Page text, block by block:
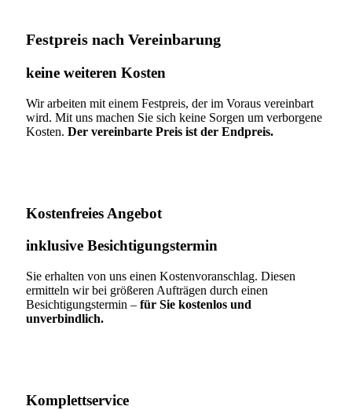
Festpreis nach Vereinbarung
keine weiteren Kosten
Wir arbeiten mit einem Festpreis, der im Voraus vereinbart
wird. Mit uns machen Sie sich keine Sorgen um verborgene
Kosten. Der vereinbarte Preis ist der Endpreis.
Kostenfreies Angebot
inklusive Besichtigungstermin
Sie erhalten von uns einen Kostenvoranschlag. Diesen
ermitteln wir bei größeren Aufträgen durch einen
Besichtigungstermin – für Sie kostenlos und
unverbindlich.
Komplettservice​